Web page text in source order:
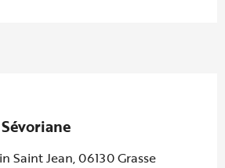
Saint Jean, 06130 Grasse